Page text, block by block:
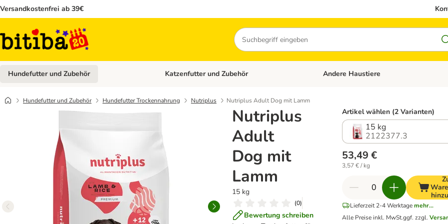
Versandkostenfrei ab 39€
Suchen
Hundefutter und Zubehör Kategorie-Menü öffnen: Hundefutter und Zubehör
Katzenfutter und Zubehör Kategorie-Menü öffnen: Katzenfutter und
Andere Haustiere
Hundefutter und Zubehör Hundefutter Trockennahrung Nutriplus Nutriplus Adult Dog mit Lamm
Nutriplus
Adult
Dog mit
Lamm
15 kg
(0)
Bewertung schreiben
Artikel wählen (2 Varianten)
15 kg
2122377.3
53,49 €
3,57 € / kg
Lieferzeit 2-4 Werktage mehr...
Alle Preise inkl. MwSt.ggf. zzgl.